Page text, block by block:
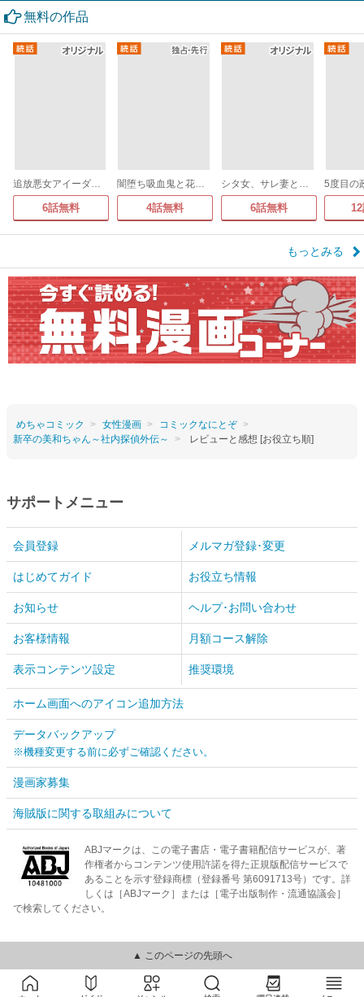
無料の作品
追放悪女アイーダの正義～死亡確定の悪役令嬢は夫の愛より改革を所望する～
6話無料
闇堕ち吸血鬼と花嫁のソアレ
4話無料
シタ女、サレ妻と入れ替わる～クズ夫に代理で復讐しまーす～
6話無料
もっとみる
めちゃコミック 女性漫画
コミックなにとぞ
新卒の美和ちゃん～社内探偵外伝～
レビューと感想 [お役立ち順]
サポートメニュー
会員登録 メルマガ登録･変更
はじめてガイド お役立ち情報
お知らせ ヘルプ･お問い合わせ
お客様情報 月額コース解除
表示コンテンツ設定 推奨環境
ホーム画面へのアイコン追加方法
データバックアップ
※機種変更する前に必ずご確認ください。
漫画家募集
海賊版に関する取組みについて
ABJマークは、この電子書店・電子書籍配信サービスが、著
作権者からコンテンツ使用許諾を得た正規版配信サービスで
あることを示す登録商標（登録番号 第6091713号）です。詳
しくは［ABJマーク］または［電子出版制作・流通協議会］
で検索してください。
▲ このページの先頭へ